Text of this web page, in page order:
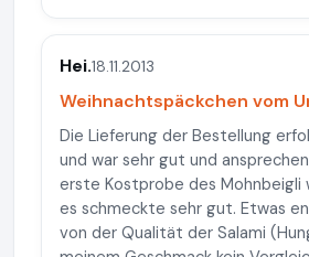
Hei.18.11.2013
Weihnachtspäckchen vom
Die Lieferung der Bestellung
und war sehr gut und
erste Kostprobe des Mohnbeigli
es schmeckte sehr gut. Etwas
von der Qualität der Salami